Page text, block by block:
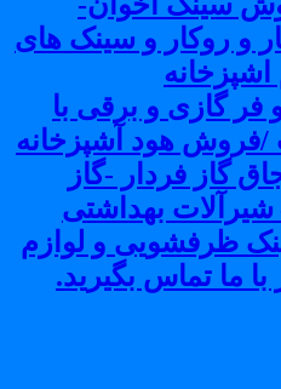
روکار و سینک های
گازی و برقی با
هود آشپزخانه
فردار -گاز
بهداشتی
ظرفشویی و لوازم
ما تماس بگیرید.